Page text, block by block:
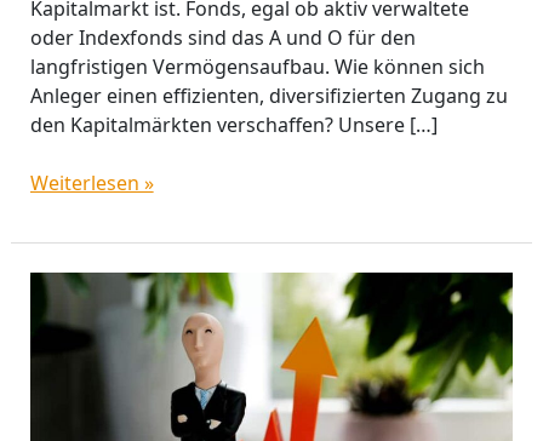
Kapitalmarkt ist. Fonds, egal ob aktiv verwaltete
oder Indexfonds sind das A und O für den
langfristigen Vermögensaufbau. Wie können sich
Anleger einen effizienten, diversifizierten Zugang zu
den Kapitalmärkten verschaffen? Unsere […]
Weiterlesen »
Aktienfonds
jetzt